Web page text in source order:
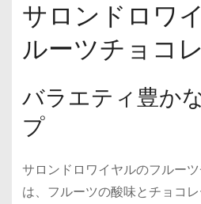
サロンドロワ
ルーツチョコ
バラエティ豊か
プ
サロンドロワイヤルのフルー
は、フルーツの酸味とチョコ